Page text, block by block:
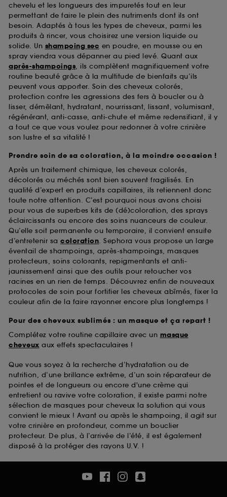
chevelu et les longueurs des impuretés tout en leur
permettant de faire le plein des nutriments dont ils ont
besoin. Adaptés à tous les types de cheveux, parmi les
produits à rincer, vous choisirez une version liquide ou
solide. Un shampoing sec en poudre, en mousse ou en
spray viendra vous dépanner au pied levé. Quant aux
après-shampoings, ils complètent magnifiquement votre
routine beauté grâce à la multitude de bienfaits qu’ils
peuvent vous apporter. Soin des cheveux colorés,
protection contre les agressions des fers à boucler ou à
lisser, démêlant, hydratant, nourrissant, lissant, volumisant,
régénérant, anti-casse, anti-chute et même redensifiant, il y
a tout ce que vous voulez pour redonner à votre crinière
son lustre et sa vitalité !
Prendre soin de sa coloration, à la moindre occasion !
Après un traitement chimique, les cheveux colorés,
décolorés ou méchés sont bien souvent fragilisés. En
qualité d’expert en produits capillaires, ils retiennent donc
toute notre attention. C’est pourquoi nous avons choisi
pour vous de superbes kits de (dé)coloration, des sprays
éclaircissants ou encore des soins nuanceurs de couleur.
Qu’elle soit permanente ou temporaire, il convient ensuite
d’entretenir sa coloration. Sephora vous propose un large
éventail de shampoings, après-shampoings, masques
protecteurs, soins colorants, repigmentants et anti-
jaunissement ainsi que des outils pour retoucher vos
racines en un rien de temps. Découvrez enfin de nouveaux
protocoles de soin pour fortifier les cheveux abîmés, fixer la
couleur afin de la faire rayonner encore plus longtemps !
Pour des cheveux sublimés : un masque et ça repart !
Complétez votre routine capillaire avec un masque
cheveux aux effets spectaculaires !
Que vous soyez à la recherche d’hydratation ou de
nutrition, d’une brillance extrême, d’un soin réparateur de
pointes et de longueurs ou encore d'une crème qui
entretient ou ravive votre coloration, il existe parmi notre
sélection de masques pour cheveux la solution qui vous
convient le mieux ! Avant ou après le shampoing, il agit sur
votre crinière en profondeur, comme un bouclier
protecteur. De plus, à l’arrivée de l’été, il est également
disposé à la protéger des rayons U.V. !